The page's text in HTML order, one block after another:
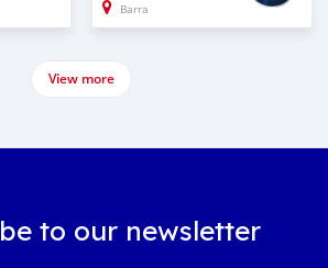
Barra
View more
to our newsletter